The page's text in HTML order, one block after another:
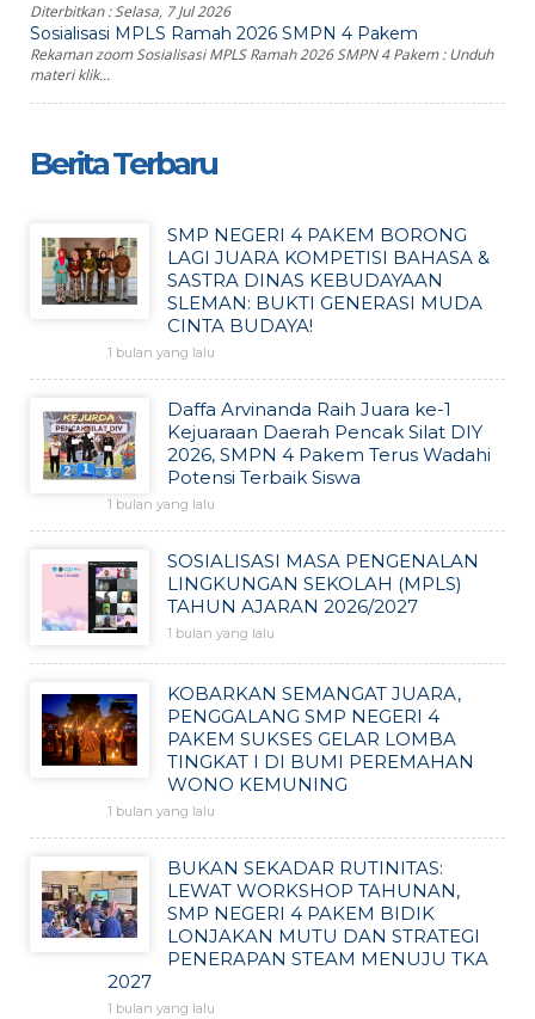
Diterbitkan :Selasa, 7 Jul 2026
Sosialisasi MPLS Ramah 2026 SMPN 4 Pakem
Rekaman zoom Sosialisasi MPLS Ramah 2026 SMPN 4 Pakem : Unduh
materi klik...
Berita Terbaru
SMP NEGERI 4 PAKEM BORONG
LAGI JUARA KOMPETISI BAHASA &
SASTRA DINAS KEBUDAYAAN
SLEMAN: BUKTI GENERASI MUDA
CINTA BUDAYA!
1 bulan yang lalu
Daffa Arvinanda Raih Juara ke-1
Kejuaraan Daerah Pencak Silat DIY
2026, SMPN 4 Pakem Terus Wadahi
Potensi Terbaik Siswa
1 bulan yang lalu
SOSIALISASI MASA PENGENALAN
LINGKUNGAN SEKOLAH (MPLS)
TAHUN AJARAN 2026/2027
1 bulan yang lalu
KOBARKAN SEMANGAT JUARA,
PENGGALANG SMP NEGERI 4
PAKEM SUKSES GELAR LOMBA
TINGKAT I DI BUMI PEREMAHAN
WONO KEMUNING
1 bulan yang lalu
BUKAN SEKADAR RUTINITAS:
LEWAT WORKSHOP TAHUNAN,
SMP NEGERI 4 PAKEM BIDIK
LONJAKAN MUTU DAN STRATEGI
PENERAPAN STEAM MENUJU TKA
2027
1 bulan yang lalu